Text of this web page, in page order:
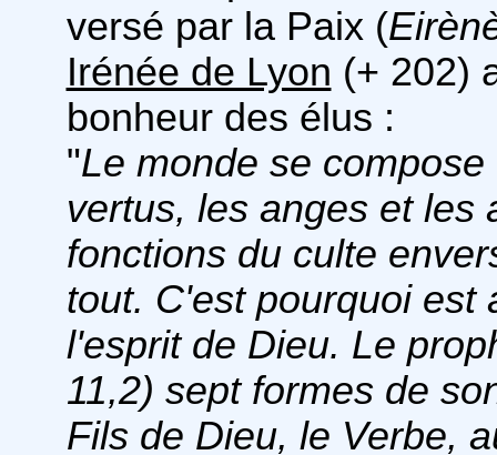
versé par la Paix (
Irénée de Lyon (+ 202)
bonheur des élus :
"Le monde se
vertus, les anges et les
fonctions du culte
tout. C'est pourquoi est
l'esprit de Dieu. Le
11,2) sept formes de
Fils de Dieu, le Verbe,